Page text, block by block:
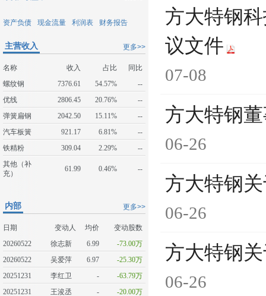
资产负债 现金流量 利润表 财务报告
更多>>
主营收入
名称 收入 占比
同比
螺纹钢
7376.61 54.57%
--
优线
2806.45 20.76%
--
弹簧扁钢
2042.50 15.11%
--
汽车板簧
921.17 6.81%
--
铁精粉
309.04 2.29%
--
其他（补
充）
61.99 0.46% --
更多>>
内部
日期 变动人 均价
变动股数
20260522
徐志新 6.99
-73.00万
20260522
吴爱萍 6.97
-25.30万
20251231
李红卫 -
-63.79万
20251231
王浚丞 -
-20.00万
方大特钢
议文件
07-08
方大特钢
06-26
方大特钢
06-26
方大特钢
06-26